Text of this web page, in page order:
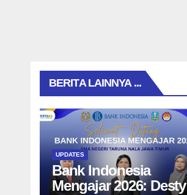
BERITA LAINNYA ...
UPDATES
Bank Indonesia
Mengajar 2026: Desty